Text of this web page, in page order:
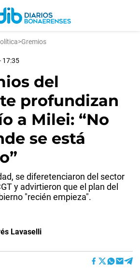
>Gremios
17:35
del
profundizan
a Milei: “No
se está
se diferetenciaron del sector
y advirtieron que el plan del
"recién empieza".
Lavaselli